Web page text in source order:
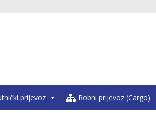
prijevoz Robni prijevoz (Cargo)